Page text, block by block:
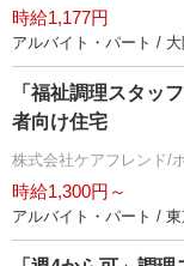
時給1,177円
アルバイト・パート /
「福祉調理スタッ
者向け住宅
株式会社ケアフレンド/
時給1,300円～
アルバイト・パート /